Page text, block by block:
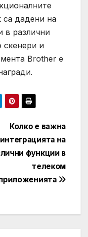
са дадени на
в различни
скенери и
Brother е
Колко е важна
интеграцията на
функции в
телеком